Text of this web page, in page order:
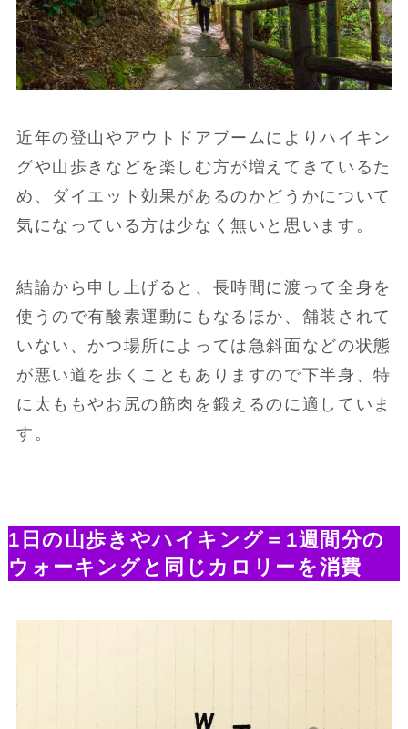
近年の登山やアウトドアブームによりハイキン
グや山歩きなどを楽しむ方が増えてきているた
め、ダイエット効果があるのかどうかについて
気になっている方は少なく無いと思います。
結論から申し上げると、長時間に渡って全身を
使うので有酸素運動にもなるほか、舗装されて
いない、かつ場所によっては急斜面などの状態
が悪い道を歩くこともありますので下半身、特
に太ももやお尻の筋肉を鍛えるのに適していま
す。
1日の山歩きやハイキング＝1週間分の
ウォーキングと同じカロリーを消費